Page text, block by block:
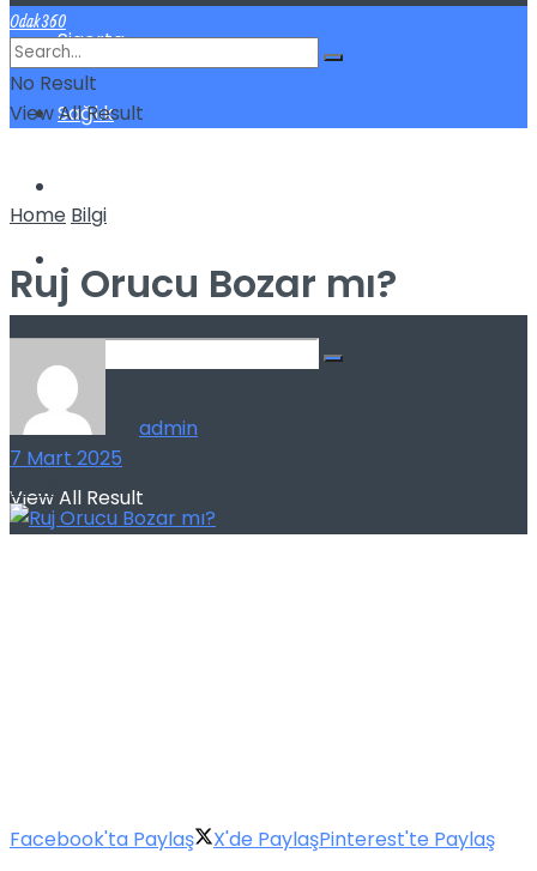
Sigorta
Sağlık
No Result
View All Result
Odak360
No Result
View All Result
Home Bilgi
Ruj Orucu Bozar mı?
admin
7 Mart 2025
144 6
Facebook'ta Paylaş X'de PaylaşPinterest'te Paylaş